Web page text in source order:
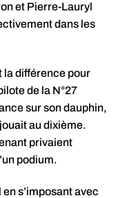
et Pierre-Lauryl
dans les
la différence pour
de la N°27
sur son dauphin,
au dixième.
privaient
podium.
s’imposant avec